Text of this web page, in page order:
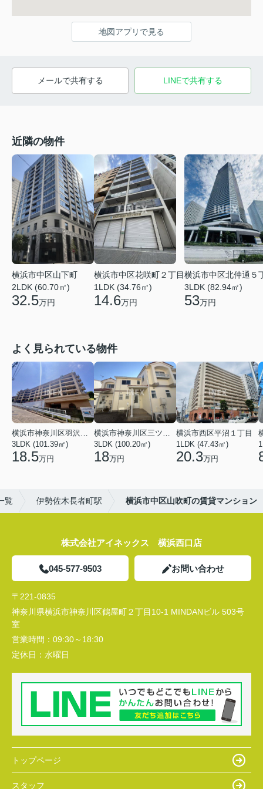
地図アプリで見る
メールで共有する LINEで共有する
近隣の物件
横浜市中区山下町
2LDK (60.70㎡)
32.5万円
横浜市中区花咲町２丁目
1LDK (34.76㎡)
14.6万円
横浜市中区北仲通５
3LDK (82.94㎡)
53万円
よく見られている物件
横浜市神奈川区羽沢南１丁目
3LDK (101.39㎡)
18.5万円
横浜市神奈川区三ツ沢上町
3LDK (100.20㎡)
18万円
横浜市西区平沼１丁目
1LDK (47.43㎡)
20.3万円
覧 伊勢佐木長者町駅 横浜市中区山吹町の賃貸マンション
株式会社アイネックス 横浜西口店
045-577-9503 お問い合わせ
〒221-0835
神奈川県横浜市神奈川区鶴屋町２丁目10-1 MINDANビル 503号
室
営業時間： 09:30～18:30
定休日： 水曜日
トップページ
スタッフ